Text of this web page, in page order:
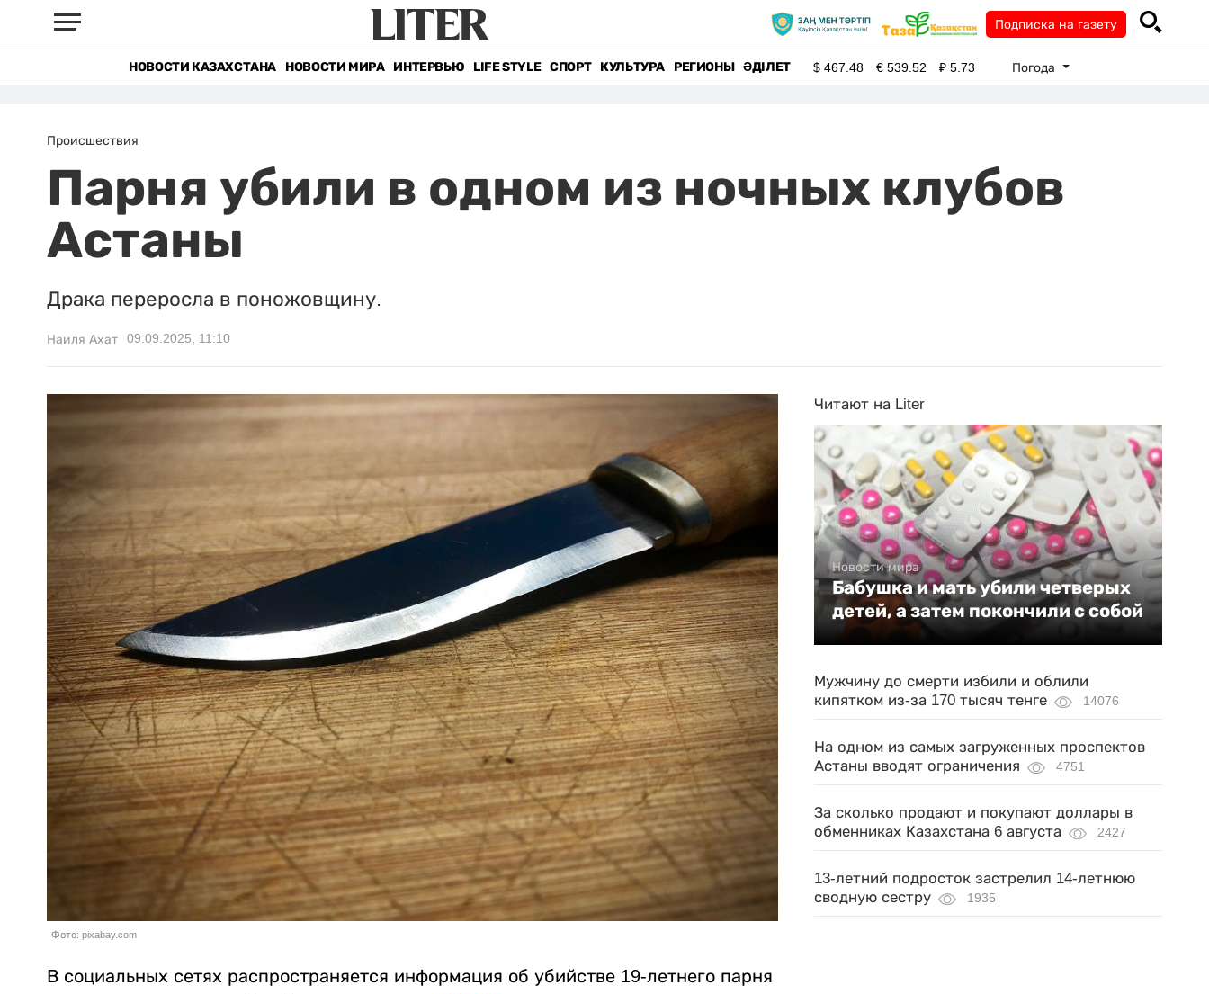
Подписка на газету
НОВОСТИ КАЗАХСТАНА НОВОСТИ МИРА ИНТЕРВЬЮ LIFE STYLE СПОРТ КУЛЬТУРА РЕГИОНЫ ӘДІЛЕТ $467.48 €539.52 ₽5.73 Погода
Происшествия
Парня убили в одном из ночных клубов
Астаны
Драка переросла в поножовщину.
Наиля Ахат 09.09.2025, 11:10
Фото: pixabay.com
В социальных сетях распространяется информация об убийстве 19-летнего парня
Читают на Liter
Новости мира
Бабушка и мать убили четверых
детей, а затем покончили с собой
Мужчину до смерти избили и облили
кипятком из-за 170 тысяч тенге
14076
На одном из самых загруженных проспектов
Астаны вводят ограничения
4751
За сколько продают и покупают доллары в
обменниках Казахстана 6 августа
2427
13-летний подросток застрелил 14-летнюю
сводную сестру
1935